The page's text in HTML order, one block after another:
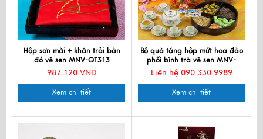
Hộp sơn mài + khăn trải bàn
đỏ vẽ sen MNV-QT313
987.120 VNĐ
Xem chi tiết
Bộ quà tặng hộp mứt hoa đào
phối bình trà vẽ sen MNV-
QT68-529-1
Liên hệ 090 330 9989
Xem chi tiết